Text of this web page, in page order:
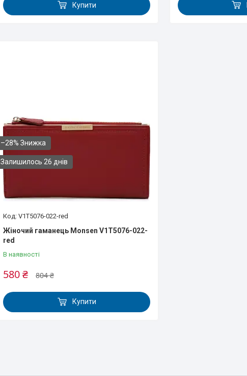
Купити
–28%
Залишилось 26 днів
V1T5076-022-red
Жіночий гаманець Monsen V1T5076-022-
red
В наявності
804 ₴
580 ₴
Купити